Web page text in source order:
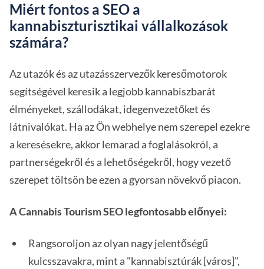
Miért fontos a SEO a
kannabiszturisztikai vállalkozások
számára?
Az utazók és az utazásszervezők keresőmotorok
segítségével keresik a legjobb kannabiszbarát
élményeket, szállodákat, idegenvezetőket és
látnivalókat. Ha az Ön webhelye nem szerepel ezekre
a keresésekre, akkor lemarad a foglalásokról, a
partnerségekről és a lehetőségekről, hogy vezető
szerepet töltsön be ezen a gyorsan növekvő piacon.
A Cannabis Tourism SEO legfontosabb előnyei:
Rangsoroljon az olyan nagy jelentőségű
kulcsszavakra, mint a "kannabisztúrák [város]",